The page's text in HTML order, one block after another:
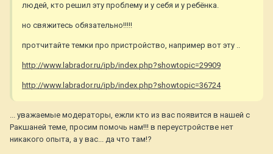
людей, кто решил эту проблему и у себя и у ребёнка.
но свяжитесь обязательно!!!!!
протчитайте темки про пристройство, например вот эту ..
http://www.labrador.ru/ipb/index.php?showtopic=29909
http://www.labrador.ru/ipb/index.php?showtopic=36724
... уважаемые модераторы, ежли кто из вас появится в нашей с
Ракшаней теме, просим помочь нам!!! в переустройстве нет
никакого опыта, а у вас... да что там!?